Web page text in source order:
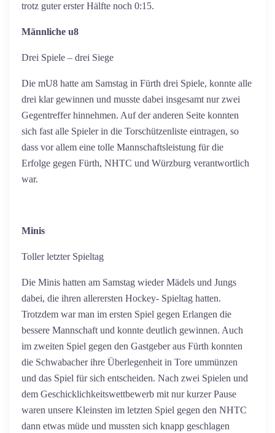
trotz guter erster Hälfte noch 0:15.
Männliche u8
Drei Spiele – drei Siege
Die mU8 hatte am Samstag in Fürth drei Spiele, konnte alle
drei klar gewinnen und musste dabei insgesamt nur zwei
Gegentreffer hinnehmen. Auf der anderen Seite konnten
sich fast alle Spieler in die Torschützenliste eintragen, so
dass vor allem eine tolle Mannschaftsleistung für die
Erfolge gegen Fürth, NHTC und Würzburg verantwortlich
war.
Minis
Toller letzter Spieltag
Die Minis hatten am Samstag wieder Mädels und Jungs
dabei, die ihren allerersten Hockey- Spieltag hatten.
Trotzdem war man im ersten Spiel gegen Erlangen die
bessere Mannschaft und konnte deutlich gewinnen. Auch
im zweiten Spiel gegen den Gastgeber aus Fürth konnten
die Schwabacher ihre Überlegenheit in Tore ummünzen
und das Spiel für sich entscheiden. Nach zwei Spielen und
dem Geschicklichkeitswettbewerb mit nur kurzer Pause
waren unsere Kleinsten im letzten Spiel gegen den NHTC
dann etwas müde und mussten sich knapp geschlagen